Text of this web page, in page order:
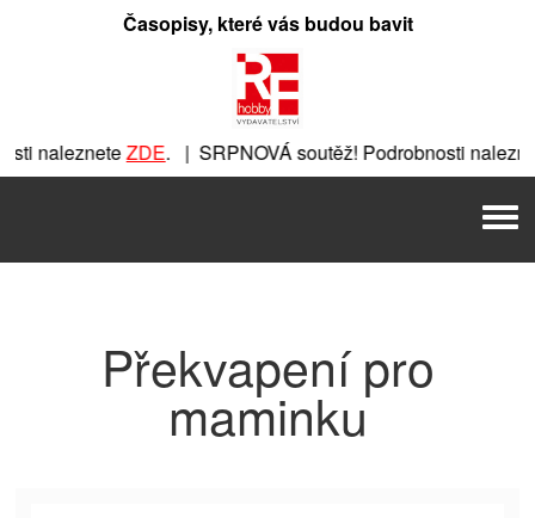
Časopisy, které vás budou bavit
nalezneteZDE. | SRPNOVÁ soutěž! Podrobnosti
. |
Překvapení pro
maminku